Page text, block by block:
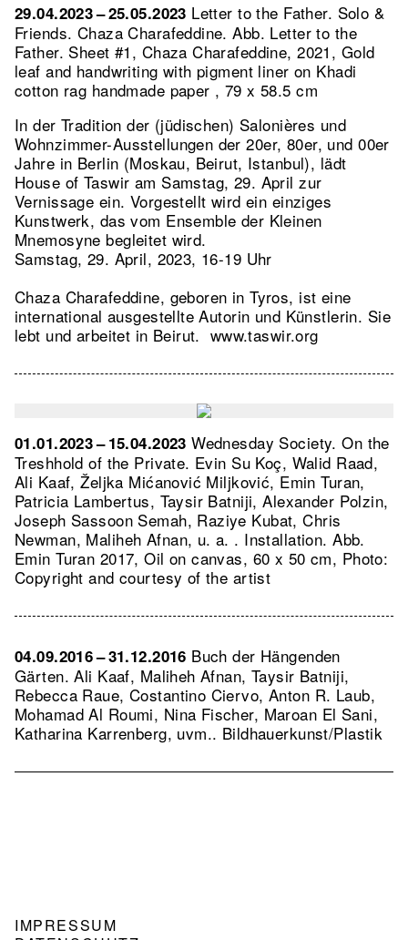
29.04.2023 – 25.05.2023 Letter to the Father. Solo &
Friends. Chaza Charafeddine.Abb. Letter to the
Father. Sheet #1, Chaza Charafeddine, 2021, Gold
leaf and handwriting with pigment liner on Khadi
cotton rag handmade paper , 79 x 58.5 cm
In der Tradition der (jüdischen) Salonières und
Wohnzimmer-Ausstellungen der 20er, 80er, und 00er
Jahre in Berlin (Moskau, Beirut, Istanbul), lädt
House of Taswir am Samstag, 29. April zur
Vernissage ein. Vorgestellt wird ein einziges
Kunstwerk, das vom Ensemble der Kleinen
Mnemosyne begleitet wird.
Samstag, 29. April, 2023, 16-19 Uhr
Chaza Charafeddine, geboren in Tyros, ist eine
international ausgestellte Autorin und Künstlerin. Sie
lebt und arbeitet in Beirut. www.taswir.org
01.01.2023 – 15.04.2023Wednesday Society. On the
Treshhold of the Private. Evin Su Koç, Walid Raad,
Ali Kaaf, Željka Mićanović Miljković, Emin Turan,
Patricia Lambertus, Taysir Batniji, Alexander Polzin,
Joseph Sassoon Semah, Raziye Kubat, Chris
Newman, Maliheh Afnan, u. a. . Installation.Abb.
Emin Turan 2017, Oil on canvas, 60 x 50 cm, Photo:
Copyright and courtesy of the artist
04.09.2016 – 31.12.2016 Buch der Hängenden
Gärten. Ali Kaaf, Maliheh Afnan, Taysir Batniji,
Rebecca Raue, Costantino Ciervo, Anton R. Laub,
Mohamad Al Roumi, Nina Fischer, Maroan El Sani,
Katharina Karrenberg, uvm.. Bildhauerkunst/Plastik
NAVIGATION
IMPRESSUM